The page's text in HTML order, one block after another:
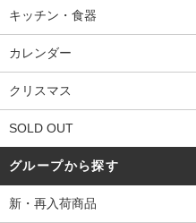
キッチン・食器
カレンダー
クリスマス
SOLD OUT
グループから探す
新・再入荷商品